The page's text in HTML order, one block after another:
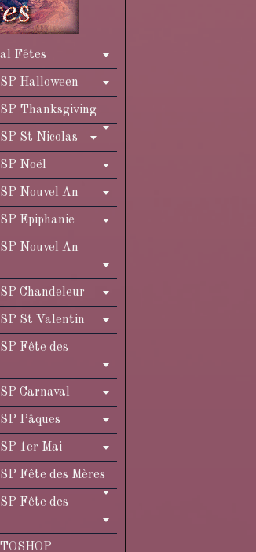
Fêtes
Halloween
Thanksgiving
St Nicolas
Noël
Nouvel An
Epiphanie
Nouvel An
Chandeleur
St Valentin
Fête des
Carnaval
Pâques
1er Mai
Fête des Mères
Fête des